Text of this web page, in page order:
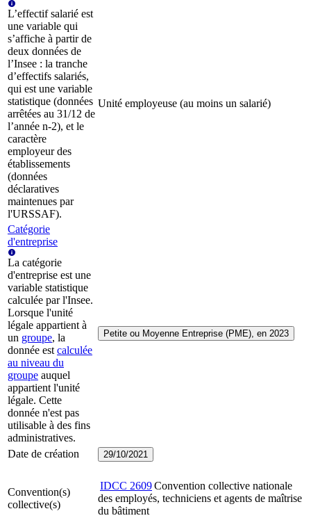
L’effectif salarié est
une variable qui
s’affiche à partir de
deux données de
l’Insee : la tranche
d’effectifs salariés,
qui est une variable
statistique (données
arrêtées au 31/12 de
l’année n-2), et le
caractère
employeur des
établissements
(données
déclaratives
maintenues par
l'URSSAF).
Unité employeuse (au moins un salarié)
Catégorie
d'entreprise
La catégorie
d'entreprise est une
variable statistique
calculée par l'Insee.
Lorsque l'unité
légale appartient à
un groupe, la
donnée est calculée
au niveau du
groupe auquel
appartient l'unité
légale. Cette
donnée n'est pas
utilisable à des fins
administratives.
Petite ou Moyenne Entreprise (PME), en 2023
Date de création 29/10/2021
Convention(s)
collective(s)
IDCC 2609Convention collective nationale
des employés, techniciens et agents de maîtrise
du bâtiment